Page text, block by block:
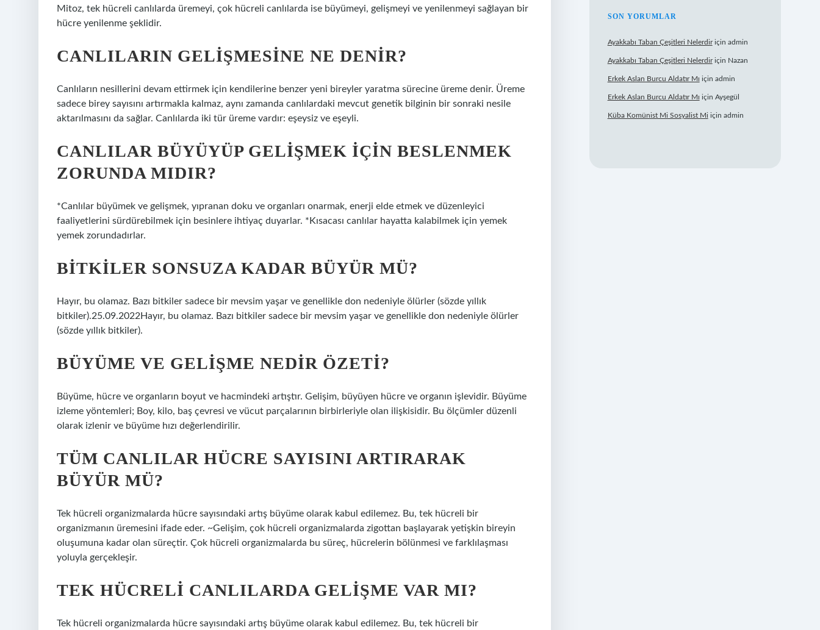
Mitoz, tek hücreli canlılarda üremeyi, çok hücreli canlılarda ise büyümeyi, gelişmeyi ve yenilenmeyi sağlayan bir
hücre yenilenme şeklidir.
CANLILARIN GELIŞMESINE NE DENIR?
Canlıların nesillerini devam ettirmek için kendilerine benzer yeni bireyler yaratma sürecine üreme denir. Üreme
sadece birey sayısını artırmakla kalmaz, aynı zamanda canlılardaki mevcut genetik bilginin bir sonraki nesile
aktarılmasını da sağlar. Canlılarda iki tür üreme vardır: eşeysiz ve eşeyli.
CANLILAR BÜYÜYÜP GELIŞMEK IÇIN BESLENMEK
ZORUNDA MIDIR?
*Canlılar büyümek ve gelişmek, yıpranan doku ve organları onarmak, enerji elde etmek ve düzenleyici
faaliyetlerini sürdürebilmek için besinlere ihtiyaç duyarlar. *Kısacası canlılar hayatta kalabilmek için yemek
yemek zorundadırlar.
BITKILER SONSUZA KADAR BÜYÜR MÜ?
Hayır, bu olamaz. Bazı bitkiler sadece bir mevsim yaşar ve genellikle don nedeniyle ölürler (sözde yıllık
bitkiler).25.09.2022Hayır, bu olamaz. Bazı bitkiler sadece bir mevsim yaşar ve genellikle don nedeniyle ölürler
(sözde yıllık bitkiler).
BÜYÜME VE GELIŞME NEDIR ÖZETI?
Büyüme, hücre ve organların boyut ve hacmindeki artıştır. Gelişim, büyüyen hücre ve organın işlevidir. Büyüme
izleme yöntemleri; Boy, kilo, baş çevresi ve vücut parçalarının birbirleriyle olan ilişkisidir. Bu ölçümler düzenli
olarak izlenir ve büyüme hızı değerlendirilir.
TÜM CANLILAR HÜCRE SAYISINI ARTIRARAK
BÜYÜR MÜ?
Tek hücreli organizmalarda hücre sayısındaki artış büyüme olarak kabul edilemez. Bu, tek hücreli bir
organizmanın üremesini ifade eder. ~Gelişim, çok hücreli organizmalarda zigottan başlayarak yetişkin bireyin
oluşumuna kadar olan süreçtir. Çok hücreli organizmalarda bu süreç, hücrelerin bölünmesi ve farklılaşması
yoluyla gerçekleşir.
TEK HÜCRELI CANLILARDA GELIŞME VAR MI?
Tek hücreli organizmalarda hücre sayısındaki artış büyüme olarak kabul edilemez. Bu, tek hücreli bir
SON YORUMLAR
Ayakkabı Taban Çeşitleri Nelerdiriçin admin
Ayakkabı Taban Çeşitleri Nelerdiriçin Nazan
Erkek Aslan Burcu Aldatır Mı için admin
Erkek Aslan Burcu Aldatır Mı için Ayşegül
Küba Komünist Mi Sosyalist Mi için admin